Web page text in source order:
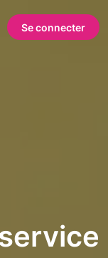
Se connecter